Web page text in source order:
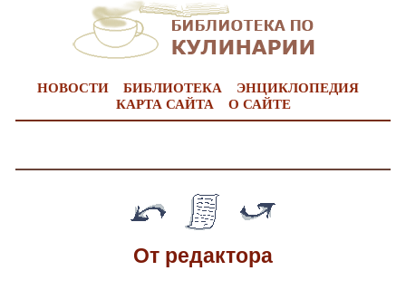
НОВОСТИ БИБЛИОТЕКА
ЭНЦИКЛОПЕДИЯ
КАРТА САЙТА
О САЙТЕ
От редактора